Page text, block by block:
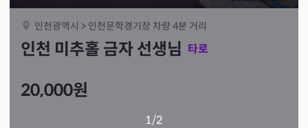
인천광역시 > 인천문학경기장 차량 4분 거리
인천 미추홀 금자 선생님 타로
20,000원
1/2